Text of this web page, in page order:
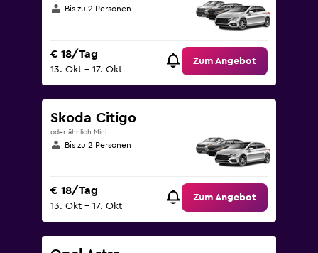
Bis zu 2 Personen
€ 18/Tag
13. Okt – 17. Okt
Zum Angebot
Skoda Citigo
oder ähnlich Mini
Bis zu 2 Personen
€ 18/Tag
13. Okt – 17. Okt
Zum Angebot